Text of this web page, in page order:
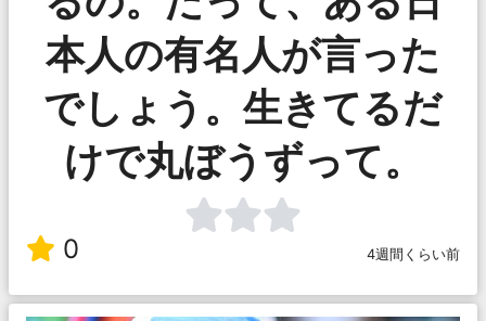
本人の有名人が言った
でしょう。生きてるだ
けで丸ぼうずって。
0 4週間くらい前